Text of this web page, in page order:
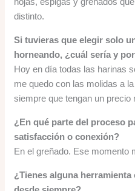
distinto.
Si tuvieras que elegir solo
horneando, ¿cuál sería y
Hoy en día todas las harinas
me quedo con las molidas a
siempre que tengan un precio
¿En qué parte del proceso
satisfacción o conexión?
En el greñado. Ese momento
¿Tienes alguna